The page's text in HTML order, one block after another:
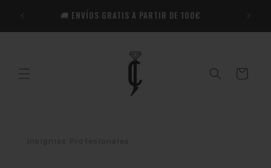
directamente🚚 ENVÍOS GRATIS A PARTIR DE 100€
Carrito